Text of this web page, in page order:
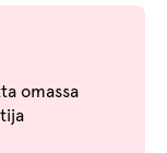
omassa